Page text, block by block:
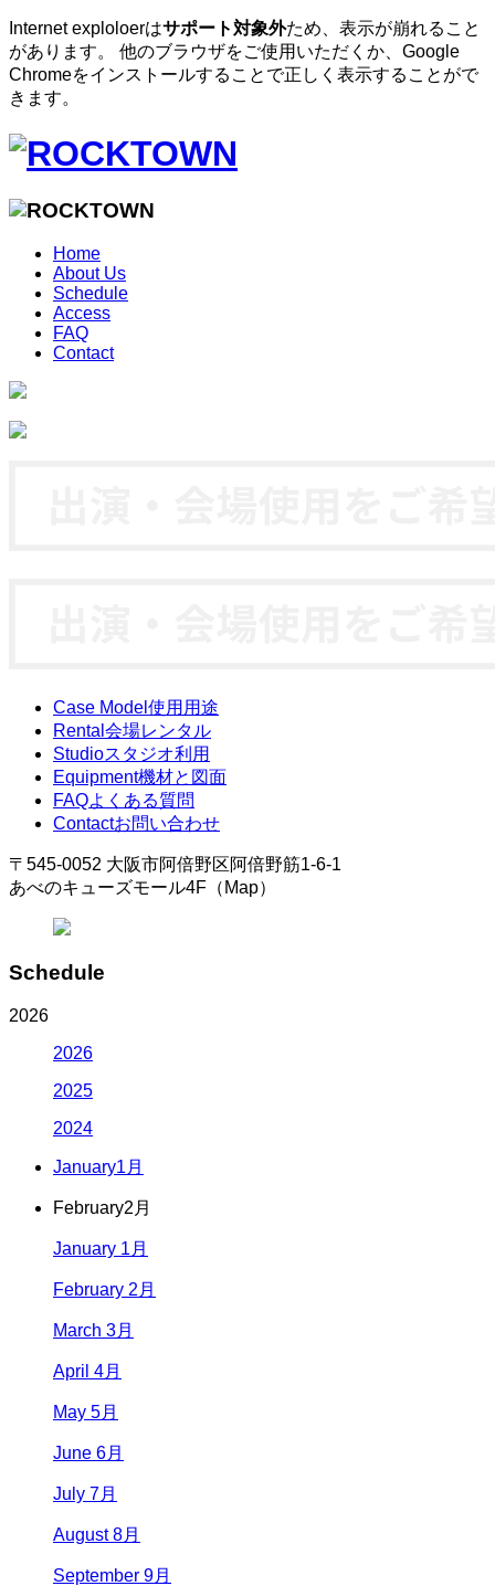
Internet exploloerはサポート対象外ため、表示が崩れること
があります。 他のブラウザをご使用いただくか、Google
Chromeをインストールすることで正しく表示することがで
きます。
Home
About Us
Schedule
Access
FAQ
Contact
Case Model 使用用途
Rental 会場レンタル
Studioスタジオ利用
Equipment機材と図面
FAQよくある質問
Contactお問い合わせ
〒545-0052 大阪市阿倍野区阿倍野筋1-6-1
あべのキューズモール4F（Map）
Schedule
2026
2026
2025
2024
January1月
February2月
January 1月
February 2月
March 3月
April 4月
May 5月
June 6月
July 7月
August 8月
September 9月